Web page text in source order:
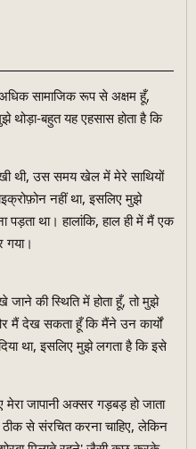
सामाजिक रूप से अक्षम हूँ,
बहुत यह एहसास होता है कि
थी, उस समय खेल में मेरे साथियों
नहीं था, इसलिए मुझे
था। हालांकि, हाल ही में मैं एक
गया।
जाने की स्थिति में होता हूँ, तो मुझे
मैं देख सकता हूँ कि मैंने उन कार्यों
था, इसलिए मुझे लगता है कि इसे
जापानी अक्सर गड़बड़ हो जाता
से संरचित करना चाहिए, लेकिन